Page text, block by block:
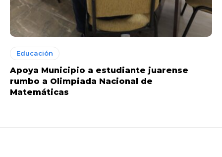
Educación
Apoya Municipio a estudiante juarense
rumbo a Olimpiada Nacional de
Matemáticas